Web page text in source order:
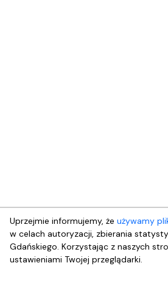
Uprzejmie informujemy, żeużywamy
w celach autoryzacji, zbierania
Gdańskiego. Korzystając z naszych
ustawieniami Twojej przeglądarki.